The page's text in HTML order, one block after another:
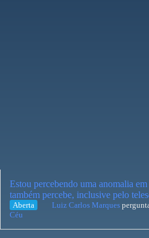
Estou percebendo uma anomalia
também percebe, inclusive pelo
Aberta Luiz Carlos Marques
Céu